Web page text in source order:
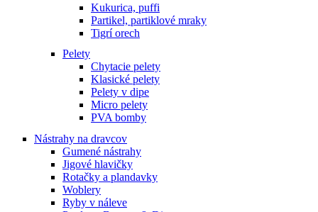
Kukurica, puffi
Partikel, partiklové mraky
Tigrí orech
Pelety
Chytacie pelety
Klasické pelety
Pelety v dipe
Micro pelety
PVA bomby
Nástrahy na dravcov
Gumené nástrahy
Jigové hlavičky
Rotačky a plandavky
Woblery
Ryby v náleve